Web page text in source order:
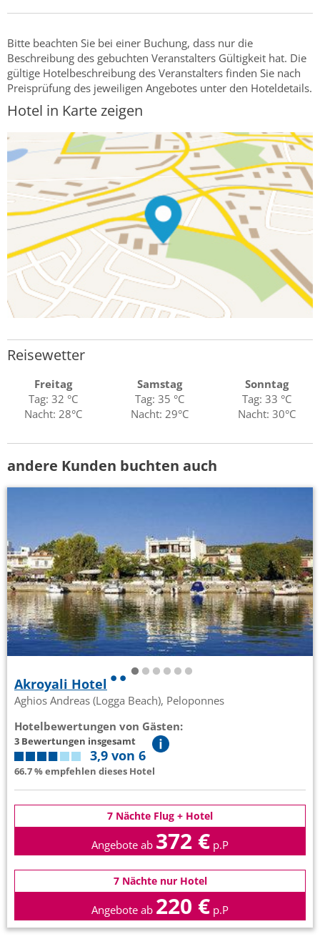
Bitte beachten Sie bei einer Buchung, dass nur die
Beschreibung des gebuchten Veranstalters Gültigkeit hat. Die
gültige Hotelbeschreibung des Veranstalters finden Sie nach
Preisprüfung des jeweiligen Angebotes unter den Hoteldetails.
Hotel in Karte zeigen
Reisewetter
Freitag
Tag: 32 °C
Nacht: 28°C
Samstag
Tag: 35 °C
Nacht: 29°C
Sonntag
Tag: 33 °C
Nacht: 30°C
andere Kunden buchten auch
Akroyali Hotel
Aghios Andreas (Logga Beach), Peloponnes
Hotelbewertungen von Gästen:
3 Bewertungen insgesamt
3,9 von 6
66.7 % empfehlen dieses Hotel
7 Nächte Flug + Hotel
Angebote ab 372 € p.P
7 Nächte nur Hotel
Angebote ab 220 € p.P